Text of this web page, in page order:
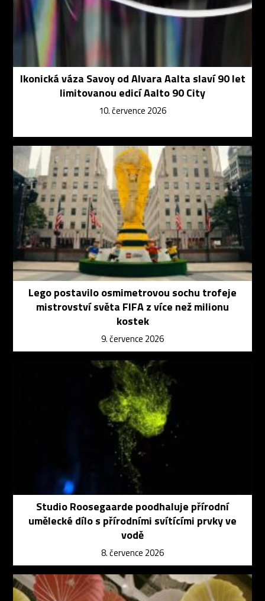
Ikonická váza Savoy od Alvara Aalta slaví 90 let
limitovanou edicí Aalto 90 City
10. července 2026
Lego postavilo osmimetrovou sochu trofeje
mistrovství světa FIFA z více než milionu
kostek
9. července 2026
Studio Roosegaarde poodhaluje přírodní
umělecké dílo s přírodními svítícími prvky ve
vodě
8. července 2026